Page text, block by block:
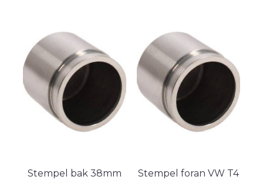
Stempel bak 38mm Stempel foran VW T4